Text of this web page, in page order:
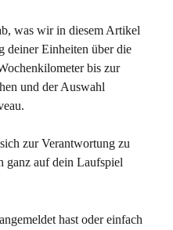
was wir in diesem Artikel
deiner Einheiten über die
bis zur
und der Auswahl
zur Verantwortung zu
ganz auf dein Laufspiel
hast oder einfach